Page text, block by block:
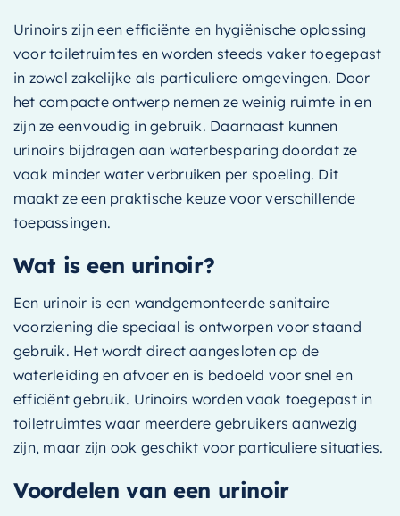
Urinoirs zijn een efficiënte en hygiënische oplossing
voor toiletruimtes en worden steeds vaker toegepast
in zowel zakelijke als particuliere omgevingen. Door
het compacte ontwerp nemen ze weinig ruimte in en
zijn ze eenvoudig in gebruik. Daarnaast kunnen
urinoirs bijdragen aan waterbesparing doordat ze
vaak minder water verbruiken per spoeling. Dit
maakt ze een praktische keuze voor verschillende
toepassingen.
Wat is een urinoir?
Een urinoir is een wandgemonteerde sanitaire
voorziening die speciaal is ontworpen voor staand
gebruik. Het wordt direct aangesloten op de
waterleiding en afvoer en is bedoeld voor snel en
efficiënt gebruik. Urinoirs worden vaak toegepast in
toiletruimtes waar meerdere gebruikers aanwezig
zijn, maar zijn ook geschikt voor particuliere situaties.
Voordelen van een urinoir